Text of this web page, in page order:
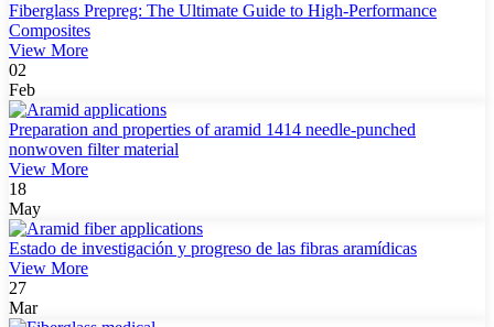
Fiberglass Prepreg: The Ultimate Guide to High-Performance
Composites
View More
02
Feb
Preparation and properties of aramid 1414 needle-punched
nonwoven filter material
View More
18
May
Estado de investigación y progreso de las fibras aramídicas
View More
27
Mar